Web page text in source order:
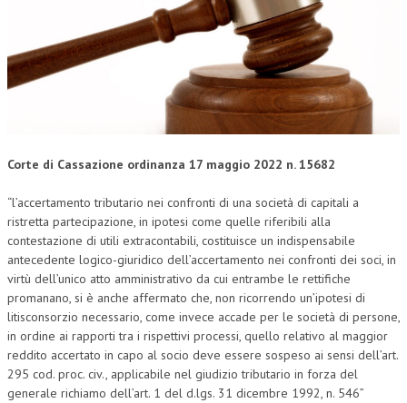
COMITATO EDITORIALE
REDAZIONE
ECONOMIA
CORPORATE SOCIAL RESPONSIBILITY
INTERNAZIONALIZZAZIONE
HUMAN RESOURCES
RISORSE UMANE
Corte di Cassazione ordinanza 17 maggio 2022 n. 15682
“l’accertamento tributario nei confronti di una società di capitali a
ristretta partecipazione, in ipotesi come quelle riferibili alla
contestazione di utili extracontabili, costituisce un indispensabile
antecedente logico-giuridico dell’accertamento nei confronti dei soci, in
virtù dell’unico atto amministrativo da cui entrambe le rettifiche
promanano, si è anche affermato che, non ricorrendo un’ipotesi di
litisconsorzio necessario, come invece accade per le società di persone,
in ordine ai rapporti tra i rispettivi processi, quello relativo al maggior
reddito accertato in capo al socio deve essere sospeso ai sensi dell’art.
295 cod. proc. civ., applicabile nel giudizio tributario in forza del
generale richiamo dell’art. 1 del d.lgs. 31 dicembre 1992, n. 546”